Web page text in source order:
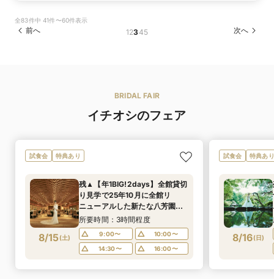
全83件中 41件〜60件表示
前へ 12345 次へ
BRIDAL FAIR
イチオシのフェア
試食会 特典あり
8/15(土)
残▲【年1BIG!2days】全館貸切
り見学で25年10月に全館リ
ニューアルした新たな八芳園を
満喫！四季を感じる広大な日本
庭園散策や伝統の味をお楽しみ
いただける特別試食会付お悩み
相談フェア
所要時間：3時間程度
9:00〜
10:00〜
14:30〜
16:00〜
試食会 特典あり
8/16(日)